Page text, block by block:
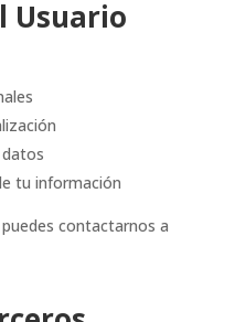
Usuario
tu información
contactarnos a